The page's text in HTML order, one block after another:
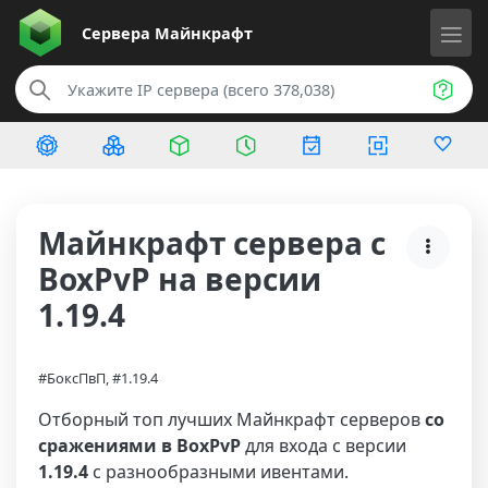
Сервера Майнкрафт
Майнкрафт сервера с
BoxPvP на версии
1.19.4
#БоксПвП, #1.19.4
Отборный топ лучших Майнкрафт серверовсо
сражениями в BoxPvPдля входа с версии
1.19.4 с разнообразными ивентами.